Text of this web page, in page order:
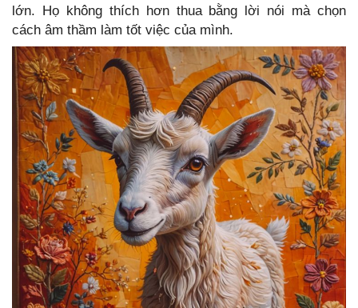
lớn. Họ không thích hơn thua bằng lời nói mà chọn
cách âm thầm làm tốt việc của mình.